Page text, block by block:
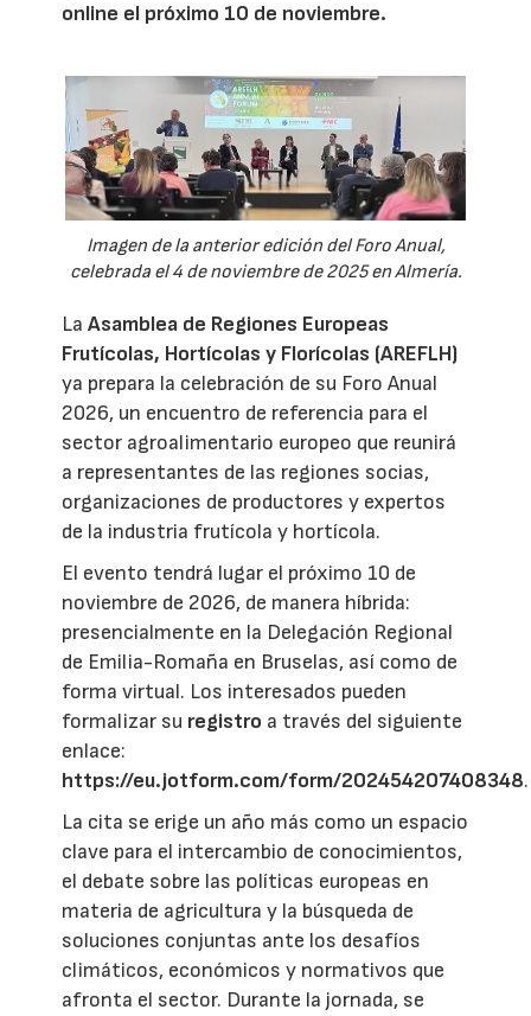
online el próximo 10 de noviembre.
Imagen de la anterior edición del Foro Anual,
celebrada el 4 de noviembre de 2025 en Almería.
LaAsamblea de Regiones Europeas
Frutícolas, Hortícolas y Florícolas (AREFLH)
ya prepara la celebración de su Foro Anual
2026, un encuentro de referencia para el
sector agroalimentario europeo que reunirá
a representantes de las regiones socias,
organizaciones de productores y expertos
de la industria frutícola y hortícola.
El evento tendrá lugar el próximo 10 de
noviembre de 2026, de manera híbrida:
presencialmente en la Delegación Regional
de Emilia-Romaña en Bruselas, así como de
forma virtual. Los interesados pueden
formalizar su registro a través del siguiente
enlace:
https://eu.jotform.com/form/202454207408348.
La cita se erige un año más como un espacio
clave para el intercambio de conocimientos,
el debate sobre las políticas europeas en
materia de agricultura y la búsqueda de
soluciones conjuntas ante los desafíos
climáticos, económicos y normativos que
afronta el sector. Durante la jornada, se